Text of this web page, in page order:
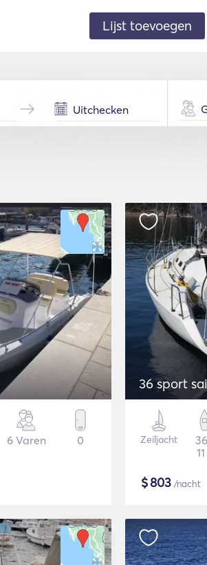
Lijst toevoegen
6 Varen 0
36 sport
Zeiljacht
$803 /nacht